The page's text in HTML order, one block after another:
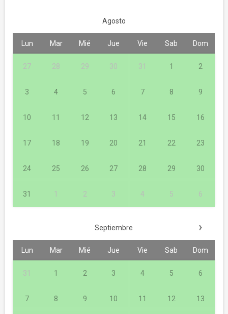
Agosto
Lun Mar Mié Jue Vie Sab Dom
27 28 29 30 31 1 2
3 4 5 6 7 8 9
10 11 12 13 14 15 16
17 18 19 20 21 22 23
24 25 26 27 28 29 30
31 1 2 3 4 5 6
Septiembre ›
Lun Mar Mié Jue Vie Sab Dom
31 1 2 3 4 5 6
7 8 9 10 11 12 13